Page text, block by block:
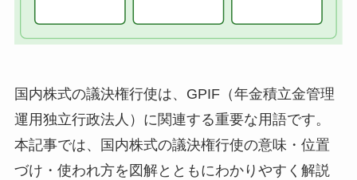
国内株式の議決権行使は、GPIF（年金積立金管理
運用独立行政法人）に関連する重要な用語です。
本記事では、国内株式の議決権行使の意味・位置
づけ・使われ方を図解とともにわかりやすく解説